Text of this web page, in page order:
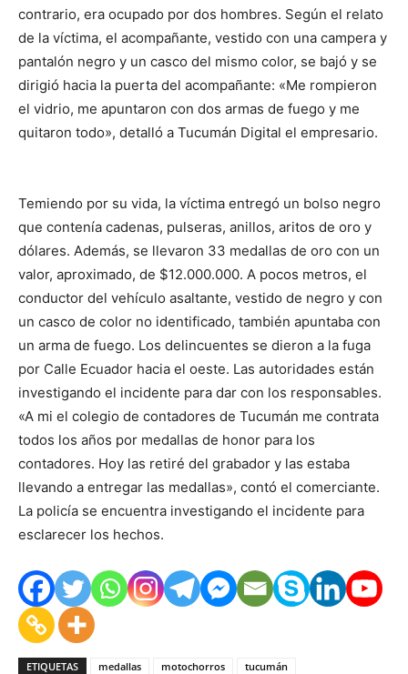
contrario, era ocupado por dos hombres. Según el relato
de la víctima, el acompañante, vestido con una campera y
pantalón negro y un casco del mismo color, se bajó y se
dirigió hacia la puerta del acompañante: «Me rompieron
el vidrio, me apuntaron con dos armas de fuego y me
quitaron todo», detalló a Tucumán Digital el empresario.
Temiendo por su vida, la víctima entregó un bolso negro
que contenía cadenas, pulseras, anillos, aritos de oro y
dólares. Además, se llevaron 33 medallas de oro con un
valor, aproximado, de $12.000.000. A pocos metros, el
conductor del vehículo asaltante, vestido de negro y con
un casco de color no identificado, también apuntaba con
un arma de fuego. Los delincuentes se dieron a la fuga
por Calle Ecuador hacia el oeste. Las autoridades están
investigando el incidente para dar con los responsables.
«A mi el colegio de contadores de Tucumán me contrata
todos los años por medallas de honor para los
contadores. Hoy las retiré del grabador y las estaba
llevando a entregar las medallas», contó el comerciante.
La policía se encuentra investigando el incidente para
esclarecer los hechos.
ETIQUETAS medallas motochorros tucumán